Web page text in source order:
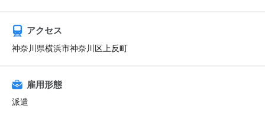
【給与例】
月収例：時給2100円、1日8h、22日勤務=36万9600円
アクセス
神奈川県横浜市神奈川区上反町
雇用形態
派遣